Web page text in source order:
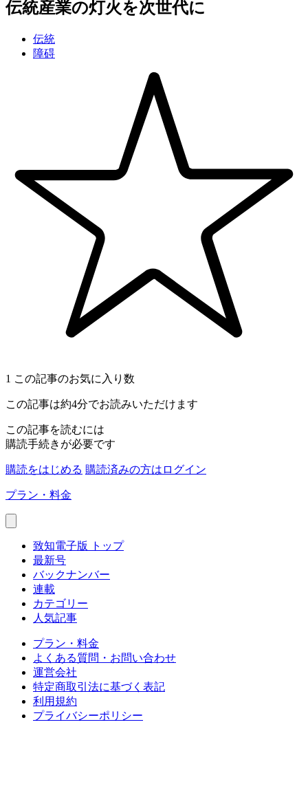
伝統産業の灯火を次世代に
伝統
障碍
1 この記事のお気に入り数
この記事は約4分でお読みいただけます
この記事を読むには
購読手続きが必要です
購読をはじめる 購読済みの方はログイン
プラン・料金
致知電子版 トップ
最新号
バックナンバー
連載
カテゴリー
人気記事
プラン・料金
よくある質問・お問い合わせ
運営会社
特定商取引法に基づく表記
利用規約
プライバシーポリシー